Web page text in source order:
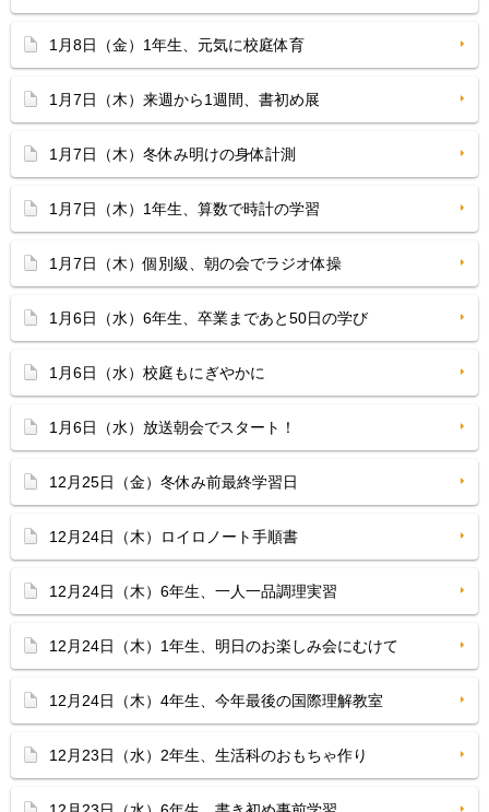
1月8日（金）1年生、元気に校庭体育
1月7日（木）来週から1週間、書初め展
1月7日（木）冬休み明けの身体計測
1月7日（木）1年生、算数で時計の学習
1月7日（木）個別級、朝の会でラジオ体操
1月6日（水）6年生、卒業まであと50日の学び
1月6日（水）校庭もにぎやかに
1月6日（水）放送朝会でスタート！
12月25日（金）冬休み前最終学習日
12月24日（木）ロイロノート手順書
12月24日（木）6年生、一人一品調理実習
12月24日（木）1年生、明日のお楽しみ会にむけて
12月24日（木）4年生、今年最後の国際理解教室
12月23日（水）2年生、生活科のおもちゃ作り